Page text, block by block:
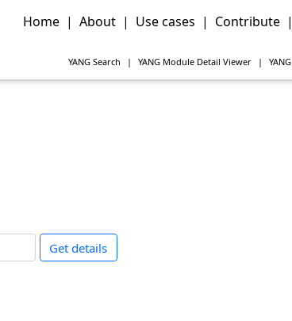
Home | About | Use cases | Contribute |
YANG Search | YANG Module Detail Viewer | YANG
Get details